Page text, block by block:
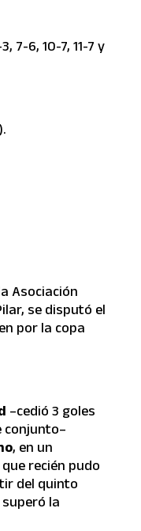
7-6, 10-7, 11-7 y
Asociación
se disputó el
por la copa
–cedió 3 goles
conjunto–
, en un
recién pudo
del quinto
la